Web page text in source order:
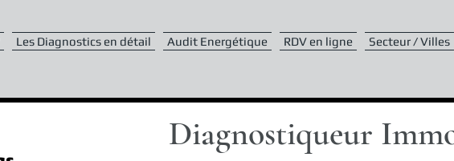
Les Diagnostics en détail Audit Energétique RDV en ligne Secteur / Villes
Diagnostiqueur